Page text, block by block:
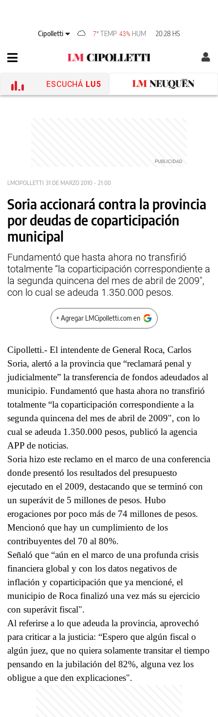
Cipolletti 7° TEMP 43% HUM 20:28 HS
ESCUCHÁ LU5
LMCIPOLLETTI 31 DE MARZO 2010 - 21:00
Soria accionará contra la provincia
por deudas de coparticipación
municipal
Fundamentó que hasta ahora no transfirió
totalmente “la coparticipación correspondiente a
la segunda quincena del mes de abril de 2009",
con lo cual se adeuda 1.350.000 pesos.
+ Agregar LMCipolletti.com en
Cipolletti.- El intendente de General Roca, Carlos
Soria, alertó a la provincia que “reclamará penal y
judicialmente” la transferencia de fondos adeudados al
municipio. Fundamentó que hasta ahora no transfirió
totalmente “la coparticipación correspondiente a la
segunda quincena del mes de abril de 2009", con lo
cual se adeuda 1.350.000 pesos, publicó la agencia
APP de noticias.
Soria hizo este reclamo en el marco de una conferencia
donde presentó los resultados del presupuesto
ejecutado en el 2009, destacando que se terminó con
un superávit de 5 millones de pesos. Hubo
erogaciones por poco más de 74 millones de pesos.
Mencionó que hay un cumplimiento de los
contribuyentes del 70 al 80%.
Señaló que “aún en el marco de una profunda crisis
financiera global y con los datos negativos de
inflación y coparticipación que ya mencioné, el
municipio de Roca finalizó una vez más su ejercicio
con superávit fiscal".
Al referirse a lo que adeuda la provincia, aprovechó
para criticar a la justicia: “Espero que algún fiscal o
algún juez, que no quiera solamente transitar el tiempo
pensando en la jubilación del 82%, alguna vez los
obligue a que den explicaciones".